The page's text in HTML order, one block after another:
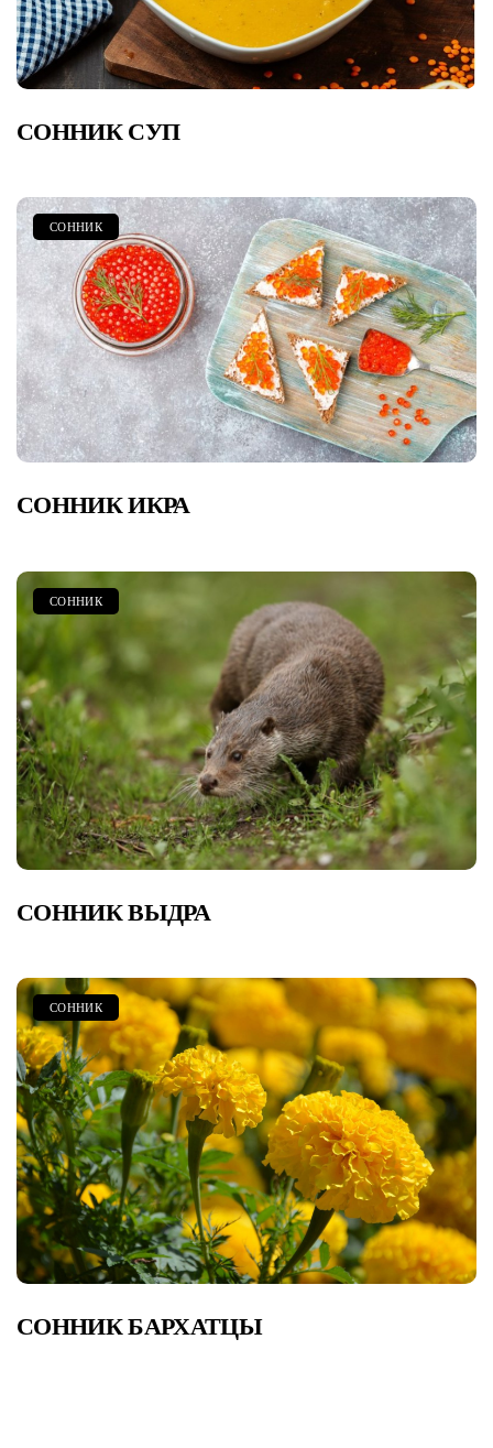
СОННИК СУП
СОННИК
СОННИК ИКРА
СОННИК
СОННИК ВЫДРА
СОННИК
СОННИК БАРХАТЦЫ